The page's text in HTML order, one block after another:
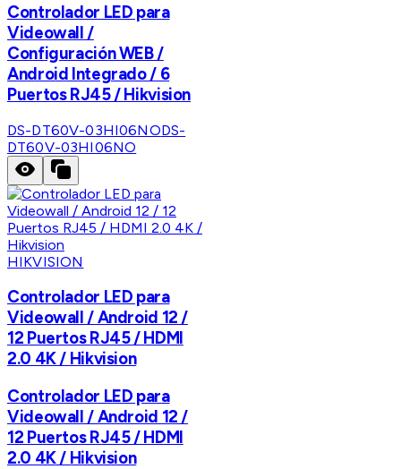
Controlador LED para
Videowall /
Configuración WEB /
Android Integrado / 6
Puertos RJ45 / Hikvision
DS-DT60V-03HI06NODS-
DT60V-03HI06NO
HIKVISION
Controlador LED para
Videowall / Android 12 /
12 Puertos RJ45 / HDMI
2.0 4K / Hikvision
Controlador LED para
Videowall / Android 12 /
12 Puertos RJ45 / HDMI
2.0 4K / Hikvision